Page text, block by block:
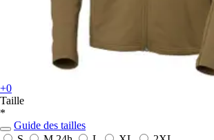
+0
Taille
*
Guide des tailles